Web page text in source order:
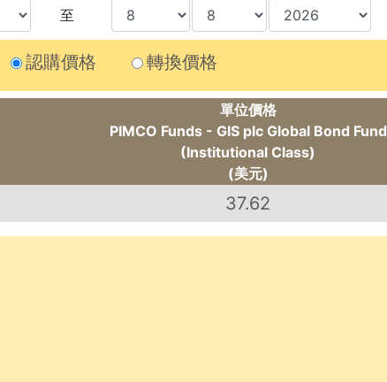
至
認購價格 轉換價格
單位價格
PIMCO Funds - GIS plc Global Bond Fund
(Institutional Class)
(美元)
37.62